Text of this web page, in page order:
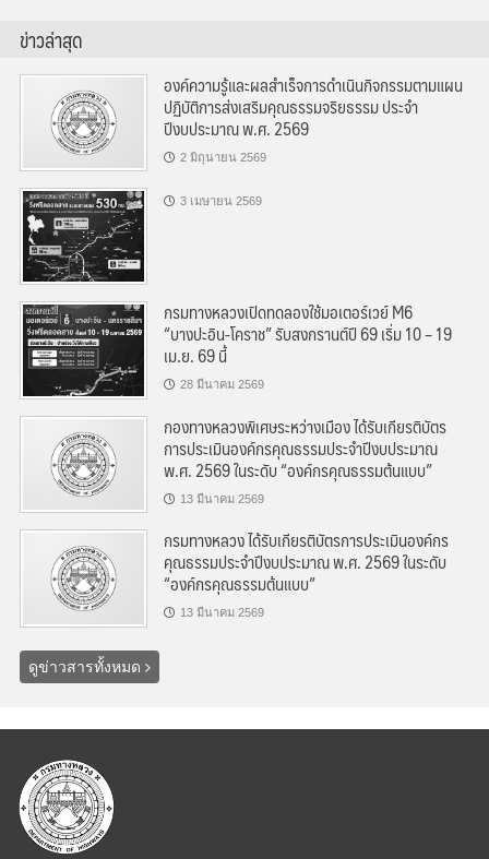
ข่าวล่าสุด
องค์ความรู้และผลสำเร็จการดำเนินกิจกรรมตามแผน
ปฏิบัติการส่งเสริมคุณธรรมจริยธรรม ประจำ
ปีงบประมาณ พ.ศ. 2569
2 มิถุนายน 2569
3 เมษายน 2569
กรมทางหลวงเปิดทดลองใช้มอเตอร์เวย์ M6
“บางปะอิน-โคราช” รับสงกรานต์ปี 69 เริ่ม 10 – 19
เม.ย. 69 นี้
28 มีนาคม 2569
กองทางหลวงพิเศษระหว่างเมือง ได้รับเกียรติบัตร
การประเมินองค์กรคุณธรรมประจำปีงบประมาณ
พ.ศ. 2569 ในระดับ “องค์กรคุณธรรมต้นแบบ”
13 มีนาคม 2569
กรมทางหลวง ได้รับเกียรติบัตรการประเมินองค์กร
คุณธรรมประจำปีงบประมาณ พ.ศ. 2569 ในระดับ
“องค์กรคุณธรรมต้นแบบ”
13 มีนาคม 2569
ดูข่าวสารทั้งหมด